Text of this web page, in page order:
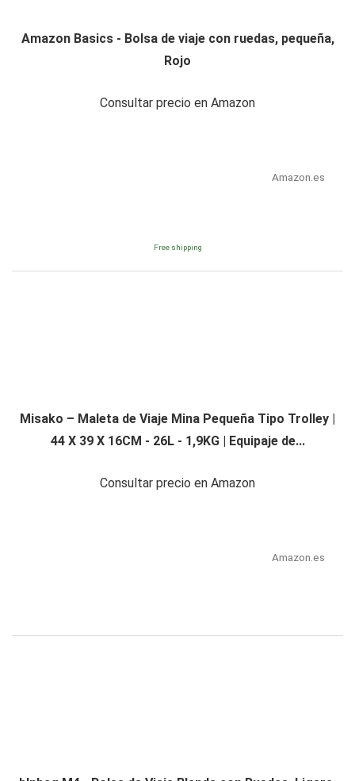
Amazon Basics - Bolsa de viaje con ruedas, pequeña,
Rojo
Consultar precio en Amazon
Amazon.es
Free shipping
Misako – Maleta de Viaje Mina Pequeña Tipo Trolley |
44 X 39 X 16CM - 26L - 1,9KG | Equipaje de...
Consultar precio en Amazon
Amazon.es